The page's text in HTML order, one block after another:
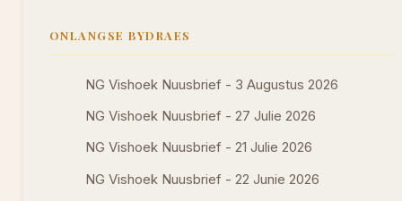
ONLANGSE BYDRAES
NG Vishoek Nuusbrief - 3 Augustus 2026
NG Vishoek Nuusbrief - 27 Julie 2026
NG Vishoek Nuusbrief - 21 Julie 2026
NG Vishoek Nuusbrief - 22 Junie 2026